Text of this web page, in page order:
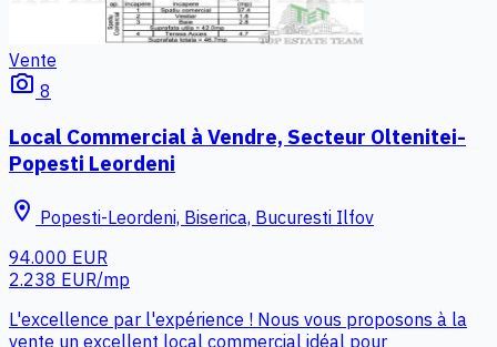
Vente
photo_camera 8
Local Commercial à Vendre, Secteur Oltenitei-
Popesti Leordeni
location_on Popesti-Leordeni, Biserica, Bucuresti Ilfov
94.000 EUR
2.238 EUR/mp
L'excellence par l'expérience ! Nous vous proposons à la
vente un excellent local commercial idéal pour